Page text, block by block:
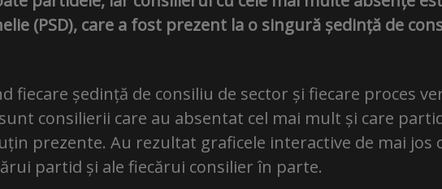
(PSD), care a fost prezent la o singură ședință de
fiecare ședință de consiliu de sector și fiecare proces
consilierii care au absentat cel mai mult și care
prezente. Au rezultat graficele interactive de mai jos
partid și ale fiecărui consilier în parte.